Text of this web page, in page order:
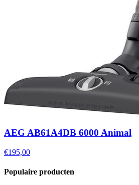
AEG AB61A4DB 6000 Animal
€195,00
Populaire producten